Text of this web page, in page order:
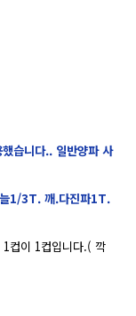
습니다.. 일반양파 사
1/3T. 깨.다진파1T.
컵이 1컵입니다.( 깍